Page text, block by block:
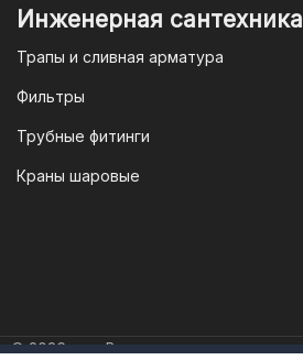
Инженерная сантехника
Трапы и сливная арматура
Фильтры
Трубные фитинги
Краны шаровые
© 2026 год. Все права защищены.